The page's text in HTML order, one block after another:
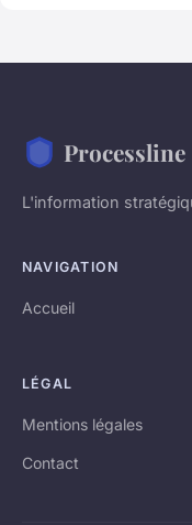
Processline
L'information
NAVIGATION
Accueil
LÉGAL
Mentions légales
Contact